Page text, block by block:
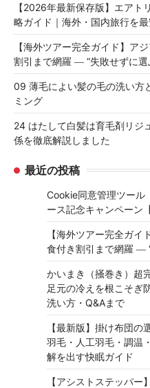
【2026年最新保存版】エアト
略ガイド｜海外・国内旅行を
【海外ツアー完全ガイド】ア
割引まで網羅 ― “失敗せずに選
09 薄毛によい髪の毛の洗い方
ミング
24 はたして白髪は育毛剤リジ
係を徹底解説しました
最近の投稿
Cookie同意管理ツール
ース記念キャンペーン
【海外ツアー完全ガ
食付き割引まで網羅 ―
かいまき（掻巻き）超
足元の冷えを根こそぎ
洗い方・Q&Aまで
【最新版】掛け布団の
羽毛・人工羽毛・調温
解を出す快眠ガイド
【アシストステッパー